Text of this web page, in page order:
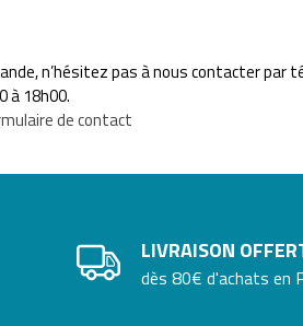
n’hésitez pas à nous contacter par
à 18h00.
de contact
LIVRAISON
dès 80€ d'achats en